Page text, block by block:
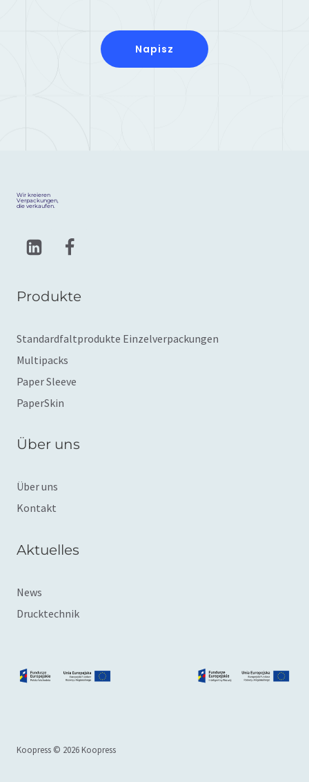
Napisz
Wir kreieren
Verpackungen,
die verkaufen.
Produkte
Standardfaltprodukte Einzelverpackungen
Multipacks
Paper Sleeve
PaperSkin
Über uns
Über uns
Kontakt
Aktuelles
News
Drucktechnik
Koopress © 2026 Koopress